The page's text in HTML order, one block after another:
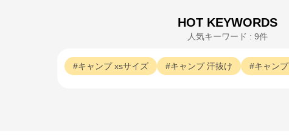
HOT KEYWORDS
人気キーワード : 9件
キャンプ xsサイズ キャンプ 汗抜け キャンプ